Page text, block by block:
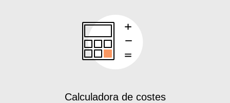
Calculadora de costes